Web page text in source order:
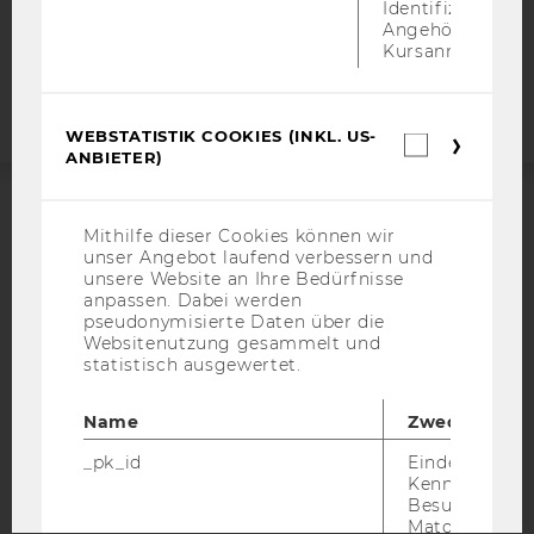
Barrierefreiheitserklärung
ACCREDITED BY:
EQUIS AACSB
AMBA
Identifizierung
Angehörige/r für
Kursanmeldung.
WEBSTATISTIK COOKIES (INKL. US-
ANBIETER)
Mithilfe dieser Cookies können wir
unser Angebot laufend verbessern und
unsere Website an Ihre Bedürfnisse
anpassen. Dabei werden
pseudonymisierte Daten über die
Websitenutzung gesammelt und
statistisch ausgewertet.
Name
Zweck
_pk_id
Eindeutige
Besuchers
Matomo.